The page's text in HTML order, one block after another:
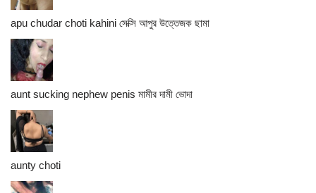
apu chudar choti kahini সেক্সি আপুর উত্তেজক ছামা
aunt sucking nephew penis মামীর দামী ভোদা
aunty choti